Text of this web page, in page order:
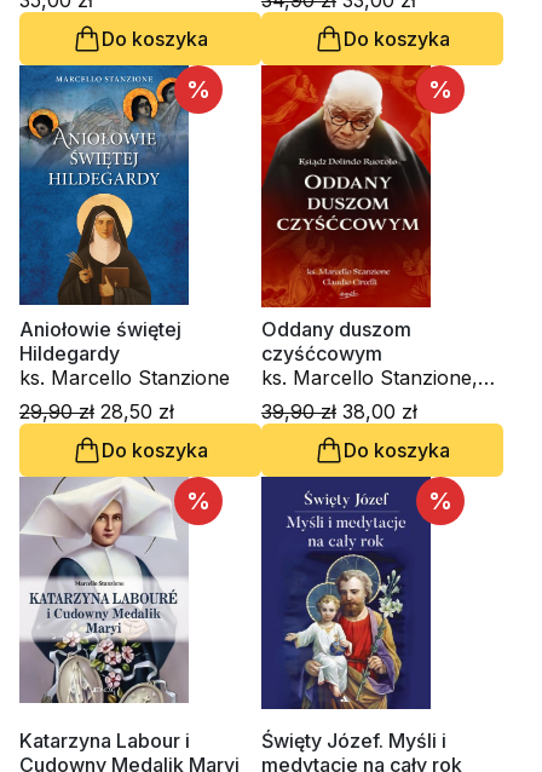
Do koszyka
Do koszyka
%
Aniołowie świętej
Hildegardy
ks. Marcello Stanzione
29,90 zł 28,50 zł
Do koszyka
%
Oddany duszom
czyśćcowym
ks. Marcello Stanzione,
Claudio Circelli
39,90 zł 38,00 zł
Do koszyka
%
Katarzyna Labour i
Cudowny Medalik Maryi
%
Święty Józef. Myśli i
medytacje na cały rok